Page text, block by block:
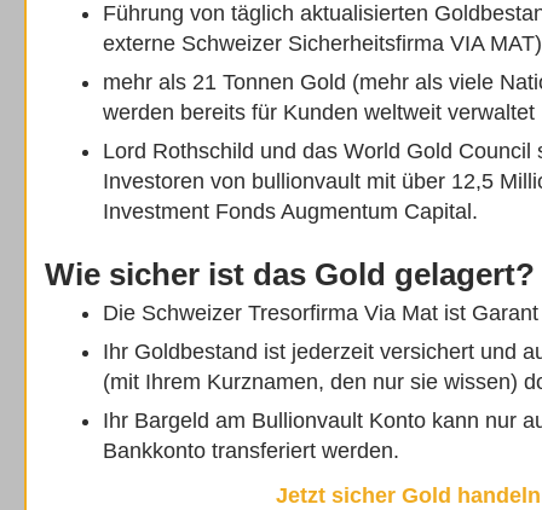
Führung von täglich aktualisierten
externe Schweizer Sicherheitsfirma VIA MAT)
mehr als 21 Tonnen Gold (mehr als viele
werden bereits für Kunden weltweit verwaltet
Lord Rothschild und das World Gold Council
Investoren von bullionvault mit über 12,5
Investment Fonds Augmentum Capital.
Wie sicher ist das Gold gelagert?
Die Schweizer Tresorfirma Via Mat ist
Ihr Goldbestand ist jederzeit versichert und
(mit Ihrem Kurznamen, den nur sie wissen)
Ihr Bargeld am Bullionvault Konto kann nur
Bankkonto transferiert werden.
Jetzt sicher Gold